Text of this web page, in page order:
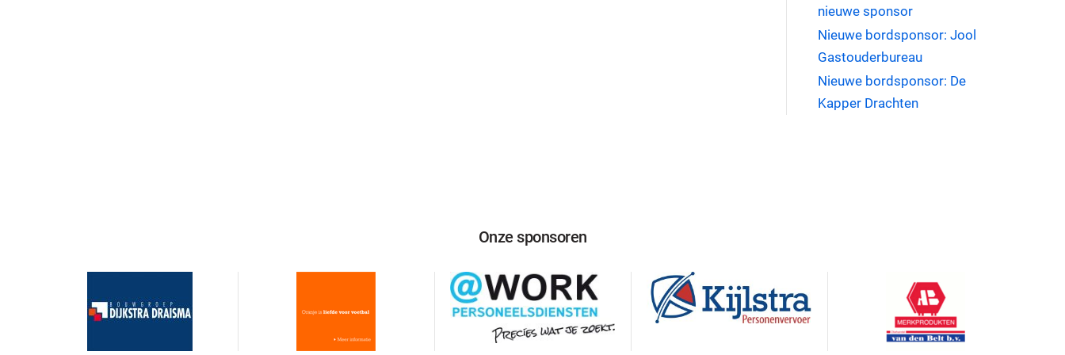
nieuwe sponsor
Nieuwe bordsponsor: Jool
Gastouderbureau
Nieuwe bordsponsor: De
Kapper Drachten
Onze sponsoren